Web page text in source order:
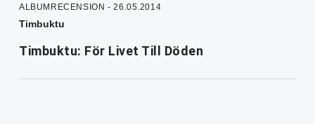
ALBUMRECENSION - 26.05.2014
Timbuktu
Timbuktu: För Livet Till Döden